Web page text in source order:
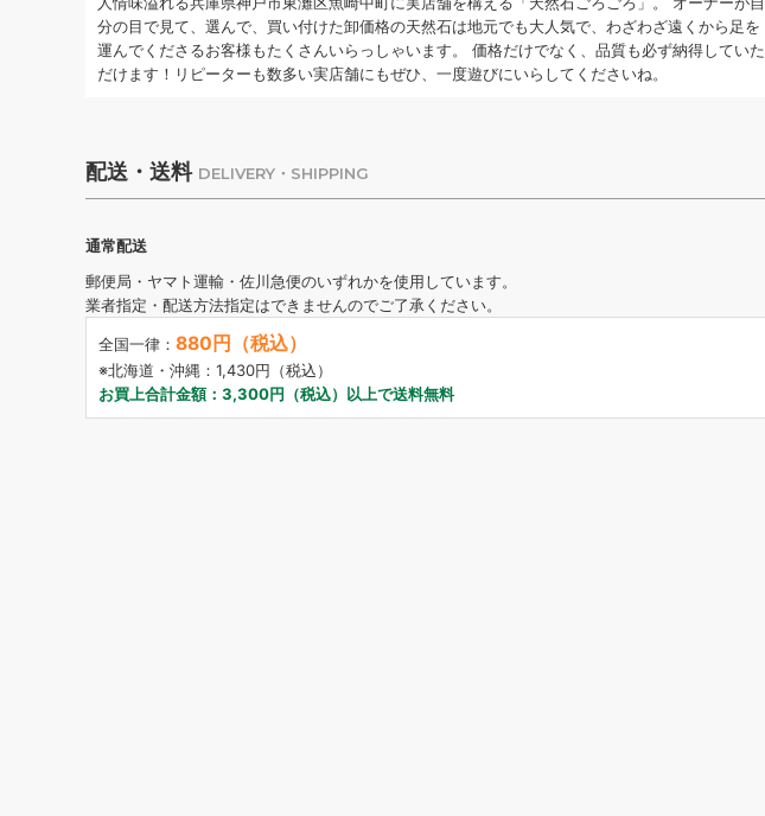
分の目で見て、選んで、買い付けた卸価格の天然石は地元でも大人気で、わざわざ遠くから足を
運んでくださるお客様もたくさんいらっしゃいます。 価格だけでなく、品質も必ず納得していた
だけます！リピーターも数多い実店舗にもぜひ、一度遊びにいらしてくださいね。
配送・送料 DELIVERY・SHIPPING
通常配送
郵便局・ヤマト運輸・佐川急便のいずれかを使用しています。
業者指定・配送方法指定はできませんのでご了承ください。
全国一律： 880円（税込）
※北海道・沖縄：1,430円（税込）
お買上合計金額：3,300円（税込）以上で送料無料